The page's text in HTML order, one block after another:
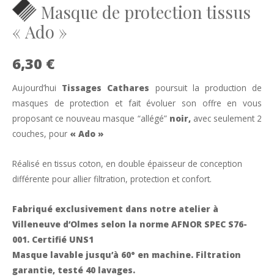
Masque de protection tissus
« Ado »
6,30 €
Aujourd’hui Tissages Cathares poursuit la production de
masques de protection et fait évoluer son offre en vous
proposant ce nouveau masque “allégé” noir,avec seulement 2
couches, pour « Ado »
Réalisé en tissus coton, en double épaisseur de conception
différente pour allier filtration, protection et confort.
Fabriqué exclusivement dans notre atelier à
Villeneuve d’Olmes selon la norme AFNOR SPEC S76-
001. Certifié UNS1
Masque lavable jusqu’à 60° en machine. Filtration
garantie, testé 40 lavages.